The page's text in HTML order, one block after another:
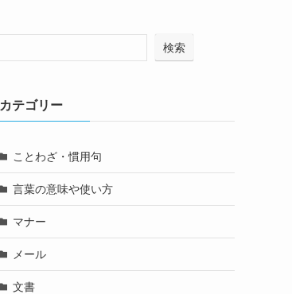
検索
カテゴリー
ことわざ・慣用句
言葉の意味や使い方
マナー
メール
文書